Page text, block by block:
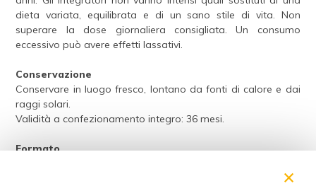
dieta variata, equilibrata e di un sano stile di vita. Non
superare la dose giornaliera consigliata. Un consumo
eccessivo può avere effetti lassativi.
Conservazione
Conservare in luogo fresco, lontano da fonti di calore e dai
raggi solari.
Validità a confezionamento integro: 36 mesi.
Formato
×